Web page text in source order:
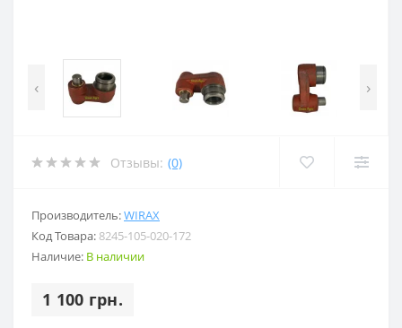
‹ ›
Отзывы: (0)
Производитель:WIRAX
Код Товара: 8245-105-020-172
Наличие: В наличии
1 100 грн.